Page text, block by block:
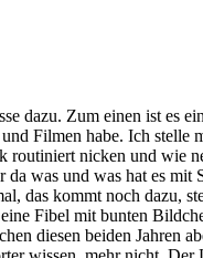
dazu. Zum einen ist es
Filmen habe. Ich
nicken und wie
was und was hat es
das kommt noch dazu,
Fibel mit bunten
diesen beiden Jahren